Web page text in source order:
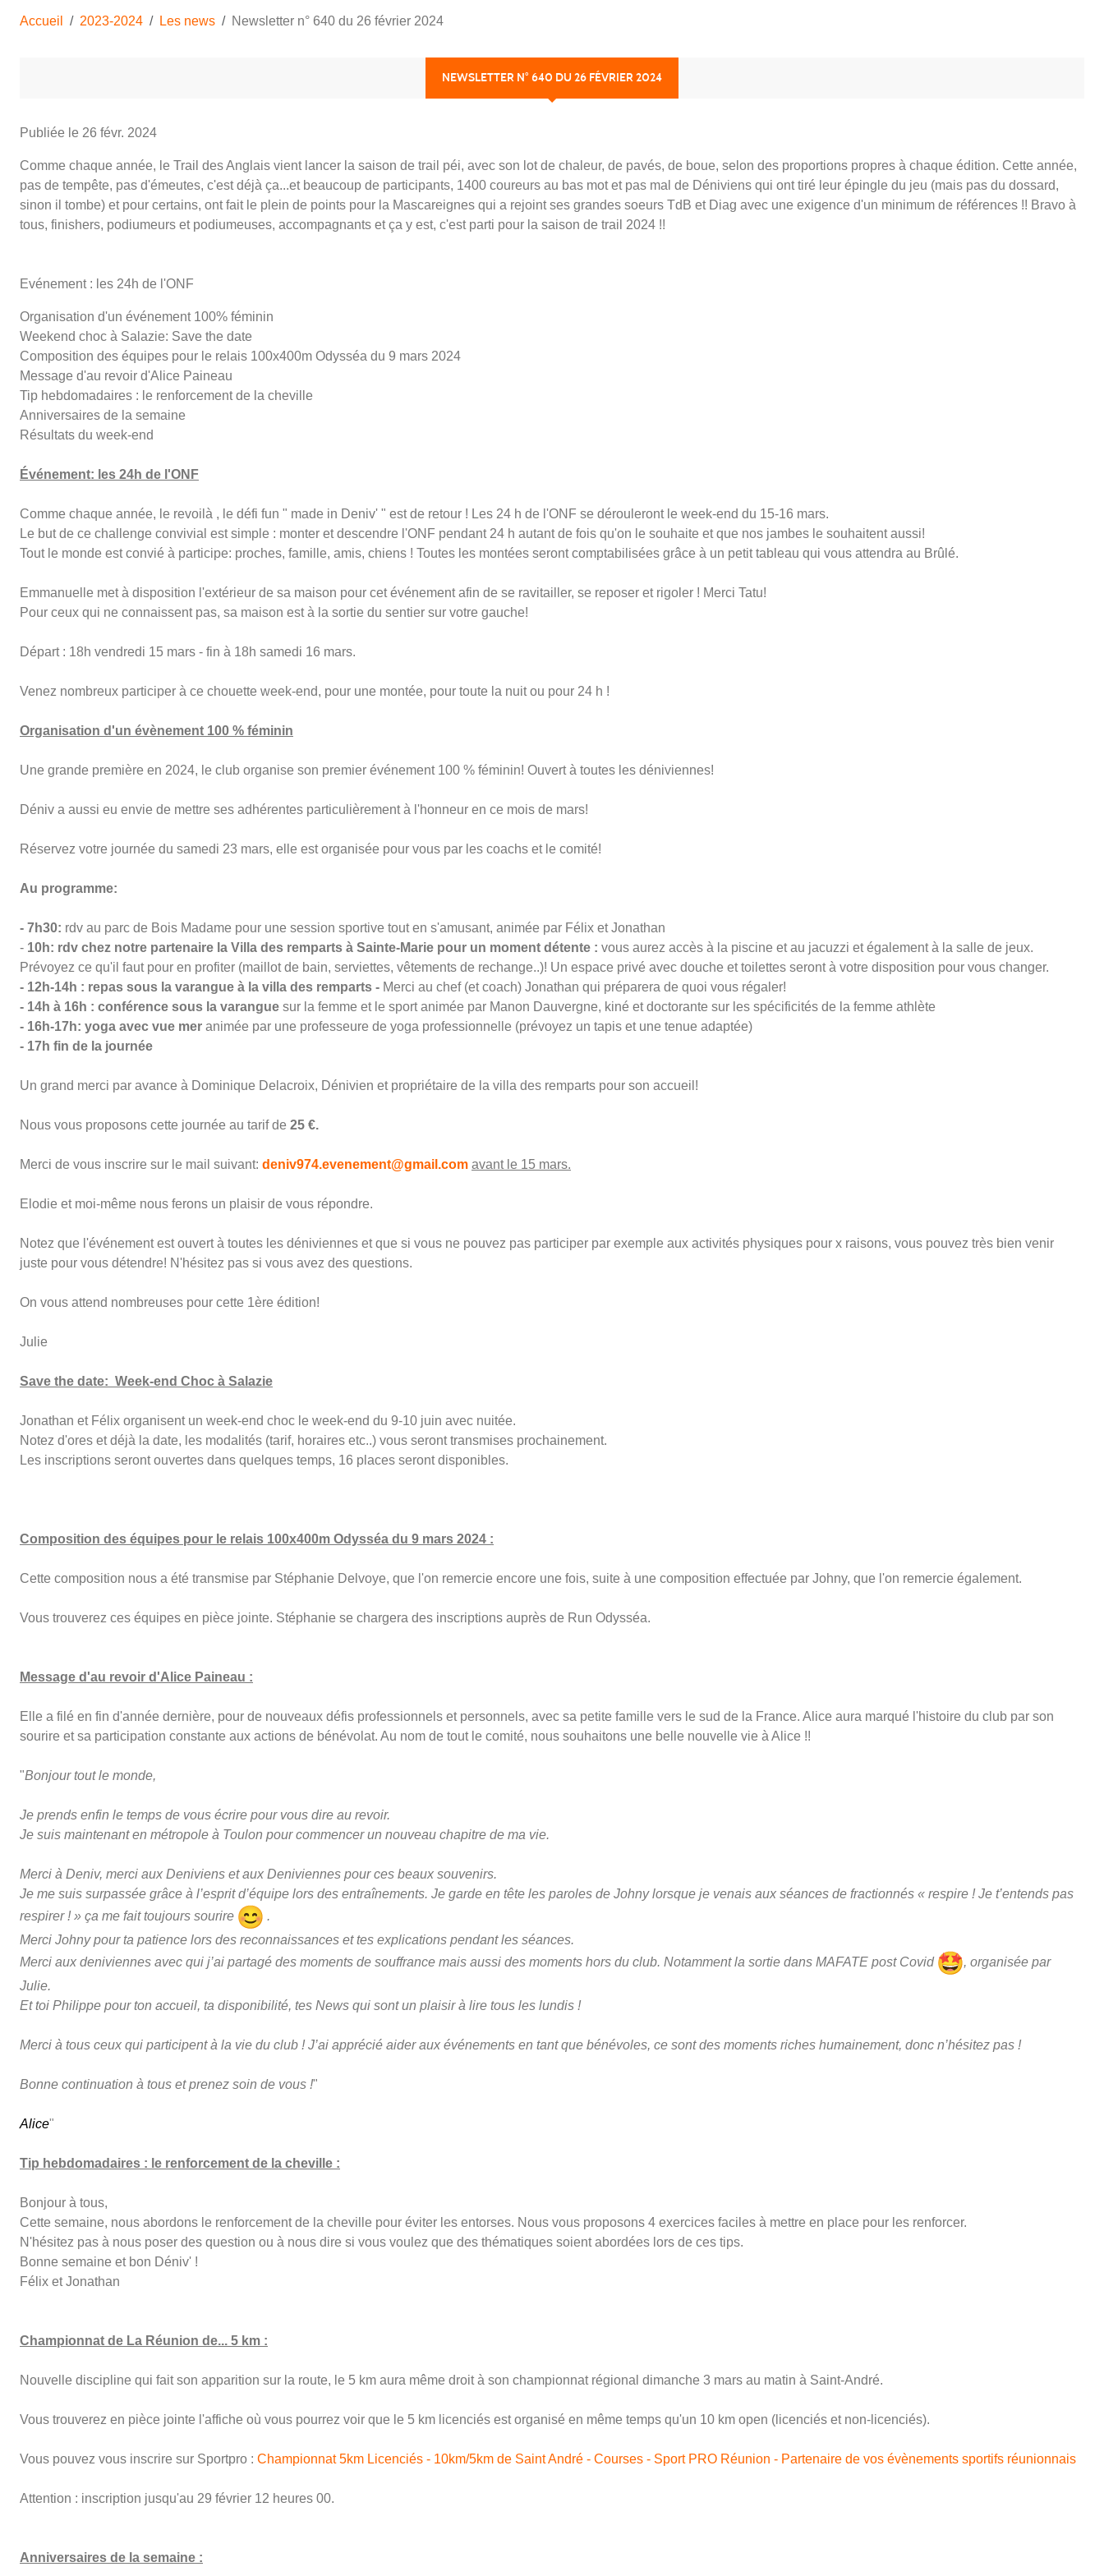
Accueil 2023-2024 Les news Newsletter n° 640 du 26 février 2024
NEWSLETTER N° 640 DU 26 FÉVRIER 2024
Publiée le 26 févr. 2024
Comme chaque année, le Trail des Anglais vient lancer la saison de trail péi, avec son lot de chaleur, de pavés, de boue, selon des proportions propres à chaque édition. Cette année,
pas de tempête, pas d'émeutes, c'est déjà ça...et beaucoup de participants, 1400 coureurs au bas mot et pas mal de Déniviens qui ont tiré leur épingle du jeu (mais pas du dossard,
sinon il tombe) et pour certains, ont fait le plein de points pour la Mascareignes qui a rejoint ses grandes soeurs TdB et Diag avec une exigence d'un minimum de références !! Bravo à
tous, finishers, podiumeurs et podiumeuses, accompagnants et ça y est, c'est parti pour la saison de trail 2024 !!
Evénement : les 24h de l'ONF
Organisation d'un événement 100% féminin
Weekend choc à Salazie: Save the date
Composition des équipes pour le relais 100x400m Odysséa du 9 mars 2024
Message d'au revoir d'Alice Paineau
Tip hebdomadaires : le renforcement de la cheville
Anniversaires de la semaine
Résultats du week-end
Événement: les 24h de l'ONF
Comme chaque année, le revoilà , le défi fun " made in Deniv' " est de retour ! Les 24 h de l'ONF se dérouleront le week-end du 15-16 mars.
Le but de ce challenge convivial est simple : monter et descendre l'ONF pendant 24 h autant de fois qu'on le souhaite et que nos jambes le souhaitent aussi!
Tout le monde est convié à participe: proches, famille, amis, chiens ! Toutes les montées seront comptabilisées grâce à un petit tableau qui vous attendra au Brûlé.
Emmanuelle met à disposition l'extérieur de sa maison pour cet événement afin de se ravitailler, se reposer et rigoler ! Merci Tatu!
Pour ceux qui ne connaissent pas, sa maison est à la sortie du sentier sur votre gauche!
Départ : 18h vendredi 15 mars - fin à 18h samedi 16 mars.
Venez nombreux participer à ce chouette week-end, pour une montée, pour toute la nuit ou pour 24 h !
Organisation d'un évènement 100 % féminin
Une grande première en 2024, le club organise son premier événement 100 % féminin! Ouvert à toutes les déniviennes!
Déniv a aussi eu envie de mettre ses adhérentes particulièrement à l'honneur en ce mois de mars!
Réservez votre journée du samedi 23 mars, elle est organisée pour vous par les coachs et le comité!
Au programme:
- 7h30: rdv au parc de Bois Madame pour une session sportive tout en s'amusant, animée par Félix et Jonathan
- 10h: rdv chez notre partenaire la Villa des remparts à Sainte-Marie pour un moment détente : vous aurez accès à la piscine et au jacuzzi et également à la salle de jeux.
Prévoyez ce qu'il faut pour en profiter (maillot de bain, serviettes, vêtements de rechange..)! Un espace privé avec douche et toilettes seront à votre disposition pour vous changer.
- 12h-14h : repas sous la varangue à la villa des remparts - Merci au chef (et coach) Jonathan qui préparera de quoi vous régaler!
- 14h à 16h : conférence sous la varangue sur la femme et le sport animée par Manon Dauvergne, kiné et doctorante sur les spécificités de la femme athlète
- 16h-17h: yoga avec vue mer animée par une professeure de yoga professionnelle (prévoyez un tapis et une tenue adaptée)
- 17h fin de la journée
Un grand merci par avance à Dominique Delacroix, Dénivien et propriétaire de la villa des remparts pour son accueil!
Nous vous proposons cette journée au tarif de 25 €.
Merci de vous inscrire sur le mail suivant: deniv974.evenement@gmail.com avant le 15 mars.
Elodie et moi-même nous ferons un plaisir de vous répondre.
Notez que l'événement est ouvert à toutes les déniviennes et que si vous ne pouvez pas participer par exemple aux activités physiques pour x raisons, vous pouvez très bien venir
juste pour vous détendre! N'hésitez pas si vous avez des questions.
On vous attend nombreuses pour cette 1ère édition!
Julie
Save the date: Week-end Choc à Salazie
Jonathan et Félix organisent un week-end choc le week-end du 9-10 juin avec nuitée.
Notez d'ores et déjà la date, les modalités (tarif, horaires etc..) vous seront transmises prochainement.
Les inscriptions seront ouvertes dans quelques temps, 16 places seront disponibles.
Composition des équipes pour le relais 100x400m Odysséa du 9 mars 2024 :
Cette composition nous a été transmise par Stéphanie Delvoye, que l'on remercie encore une fois, suite à une composition effectuée par Johny, que l'on remercie également.
Vous trouverez ces équipes en pièce jointe. Stéphanie se chargera des inscriptions auprès de Run Odysséa.
Message d'au revoir d'Alice Paineau :
Elle a filé en fin d'année dernière, pour de nouveaux défis professionnels et personnels, avec sa petite famille vers le sud de la France. Alice aura marqué l'histoire du club par son
sourire et sa participation constante aux actions de bénévolat. Au nom de tout le comité, nous souhaitons une belle nouvelle vie à Alice !!
"Bonjour tout le monde,
Je prends enfin le temps de vous écrire pour vous dire au revoir.
Je suis maintenant en métropole à Toulon pour commencer un nouveau chapitre de ma vie.
Merci à Deniv, merci aux Deniviens et aux Deniviennes pour ces beaux souvenirs.
Je me suis surpassée grâce à l’esprit d’équipe lors des entraînements. Je garde en tête les paroles de Johny lorsque je venais aux séances de fractionnés « respire ! Je t’entends pas
respirer ! » ça me fait toujours sourire
.
Merci Johny pour ta patience lors des reconnaissances et tes explications pendant les séances.
Merci aux deniviennes avec qui j’ai partagé des moments de souffrance mais aussi des moments hors du club. Notamment la sortie dans MAFATE post Covid
, organisée par
Julie.
Et toi Philippe pour ton accueil, ta disponibilité, tes News qui sont un plaisir à lire tous les lundis !
Merci à tous ceux qui participent à la vie du club ! J’ai apprécié aider aux événements en tant que bénévoles, ce sont des moments riches humainement, donc n’hésitez pas !
Bonne continuation à tous et prenez soin de vous !"
Alice"
Tip hebdomadaires : le renforcement de la cheville :
Bonjour à tous,
Cette semaine, nous abordons le renforcement de la cheville pour éviter les entorses. Nous vous proposons 4 exercices faciles à mettre en place pour les renforcer.
N'hésitez pas à nous poser des question ou à nous dire si vous voulez que des thématiques soient abordées lors de ces tips.
Bonne semaine et bon Déniv' !
Félix et Jonathan
Championnat de La Réunion de... 5 km :
Nouvelle discipline qui fait son apparition sur la route, le 5 km aura même droit à son championnat régional dimanche 3 mars au matin à Saint-André.
Vous trouverez en pièce jointe l'affiche où vous pourrez voir que le 5 km licenciés est organisé en même temps qu'un 10 km open (licenciés et non-licenciés).
Vous pouvez vous inscrire sur Sportpro : Championnat 5km Licenciés - 10km/5km de Saint André - Courses - Sport PRO Réunion - Partenaire de vos évènements sportifs réunionnais
Attention : inscription jusqu'au 29 février 12 heures 00.
Anniversaires de la semaine :